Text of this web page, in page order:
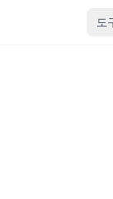
도